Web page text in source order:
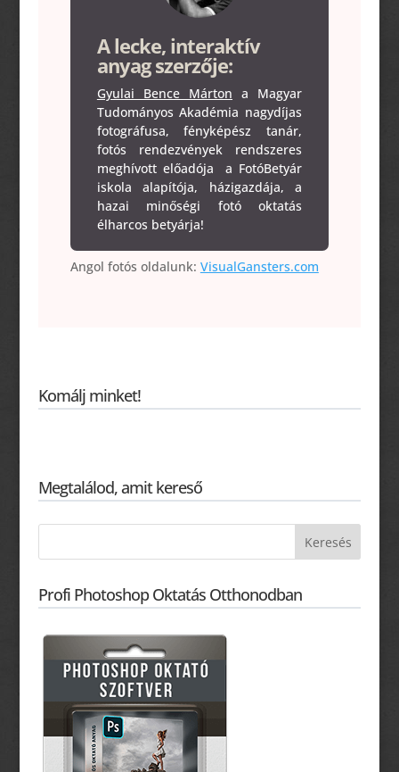
A lecke, interaktív
anyag szerzője:
Gyulai Bence Márton a Magyar
Tudományos Akadémia nagydíjas
fotográfusa, fényképész tanár,
fotós rendezvények rendszeres
meghívott előadója a FotóBetyár
iskola alapítója, házigazdája, a
hazai minőségi fotó oktatás
élharcos betyárja!
Angol fotós oldalunk: VisualGansters.com
Komálj minket!
Megtalálod, amit kereső
Profi Photoshop Oktatás Otthonodban